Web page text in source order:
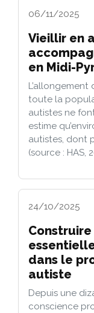
06/11/2025
Vieillir en
en Midi-
L’allongement
toute la
autistes ne
estime
autistes, dont
(source : HAS,
24/10/2025
dans le
autiste
Depuis une
conscience